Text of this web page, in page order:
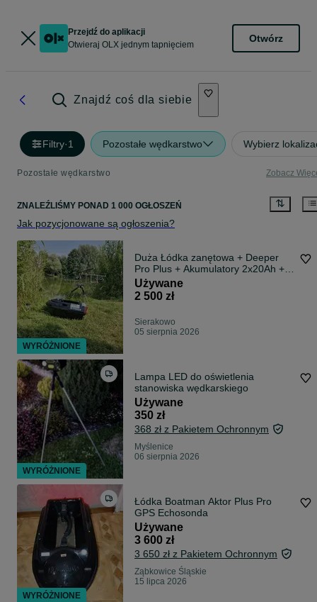
Przejdź do aplikacji
Otwieraj OLX jednym tapnięciem
Otwórz
Znajdź coś dla siebie
Filtry·1 Pozostałe wędkarstwo Wybierz
Pozostałe wędkarstwo Zobacz
ZNALEŹLIŚMY PONAD 1 000 OGŁOSZEŃ
Jak pozycjonowane są ogłoszenia?
Duża Łódka zanętowa + Deeper
Pro Plus + Akumulatory 2x20Ah +
Tablet /okazja
Używane
2 500 zł
Sierakowo
05 sierpnia 2026
Lampa LED do oświetlenia
stanowiska wędkarskiego
Używane
350 zł
368 zł z Pakietem Ochronnym
Myślenice
06 sierpnia 2026
Łódka Boatman Aktor Plus Pro
GPS Echosonda
Używane
3 600 zł
3 650 zł z Pakietem Ochronnym
Ząbkowice Śląskie
15 lipca 2026
WYRÓŻNIONE
WYRÓŻNIONE
WYRÓŻNIONE